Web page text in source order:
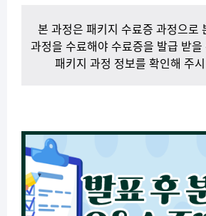
본 과정은 패키지 수료증 과정으로
과정을 수료해야 수료증을 발급 받
패키지 과정 정보를 확인해 주